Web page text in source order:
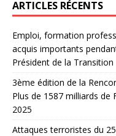
ARTICLES RÉCENTS
Emploi, formation
acquis importants
Président de la Transition
3ème édition de la
Plus de 1587 milliards de
2025
Attaques terroristes du